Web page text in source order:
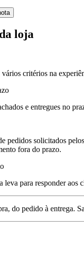
loja
critérios na
e entregues no
pedidos solicitados
fora do prazo.
leva para responder aos
do pedido à entrega.